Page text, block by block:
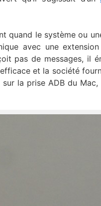
quand le système ou
avec une
pas de messages, il
et la société
la prise ADB du